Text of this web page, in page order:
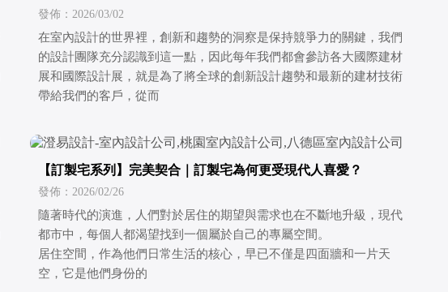
發佈：2026/03/02
在室內設計的世界裡，創新和趨勢的洞察是保持競爭力的關鍵，我們
的設計團隊充分認識到這一點，因此每年我們都會參訪各大國際建材
展和國際設計展，就是為了將全球的創新設計趨勢和最新的建材技術
帶給我們的客戶，從而
【訂製宅系列】完美契合｜訂製宅為何更受現代人喜愛？
發佈：2026/02/26
隨著時代的演進，人們對於居住的期望與需求也在不斷地升級，現代
都市中，每個人都渴望找到一個屬於自己的專屬空間。
居住空間，作為他們日常生活的核心，早已不僅是四面牆和一片天
空，它是他們身份的